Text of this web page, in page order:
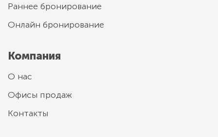
Раннее бронирование
Онлайн бронирование
Компания
О нас
Офисы продаж
Контакты